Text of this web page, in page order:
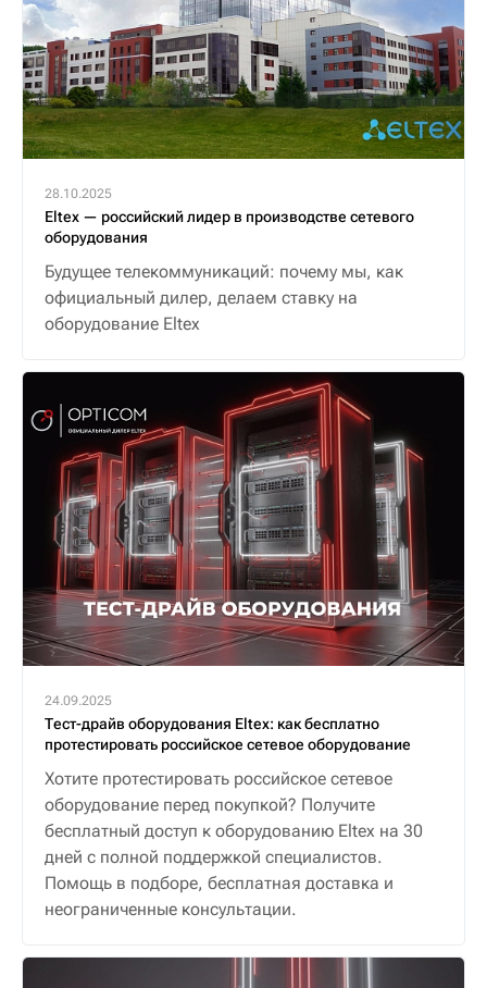
28.10.2025
Eltex — российский лидер в производстве сетевого
оборудования
Будущее телекоммуникаций: почему мы, как
официальный дилер, делаем ставку на
оборудование Eltex
24.09.2025
Тест-драйв оборудования Eltex: как бесплатно
протестировать российское сетевое оборудование
Хотите протестировать российское сетевое
оборудование перед покупкой? Получите
бесплатный доступ к оборудованию Eltex на 30
дней с полной поддержкой специалистов.
Помощь в подборе, бесплатная доставка и
неограниченные консультации.